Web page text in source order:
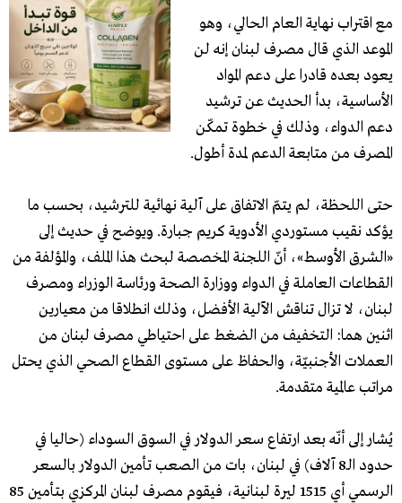
مع اقتراب نهاية العام الحالي، وهو
الموعد الذي قال مصرف لبنان إنه لن
يعود بعده قادرا على دعم المواد
الأساسية، بدأ الحديث عن ترشيد
دعم الدواء، وذلك في خطوة تمكّن
المصرف من متابعة الدعم لمدة أطول.
حتى اللحظة، لم يتمّ الاتفاق على آلية نهائية للترشيد، بحسب ما
يؤكد نقيب مستوردي الأدوية كريم جبارة. ويوضح في حديث إلى
«الشرق الأوسط»، أنّ اللجنة المخصصة لبحث هذا الملف، والمؤلفة من
القطاعات العاملة في الدواء ووزارة الصحة ورئاسة الوزراء ومصرف
لبنان، لا تزال تناقش الآلية الأفضل، وذلك انطلاقا من معيارين
اثنين هما: التخفيف من الضغط على احتياطي مصرف لبنان من
العملات الأجنبيّة، والحفاظ على مستوى القطاع الصحي الذي يحتل
مراتب عالمية متقدمة.
يُشار إلى أنّه بعد ارتفاع سعر الدولار في السوق السوداء (حاليا في
حدود الـ8 آلاف) في لبنان، بات من الصعب تأمين الدولار بالسعر
الرسمي أي 1515 ليرة لبنانية، فيقوم مصرف لبنان المركزي بتأمين 85